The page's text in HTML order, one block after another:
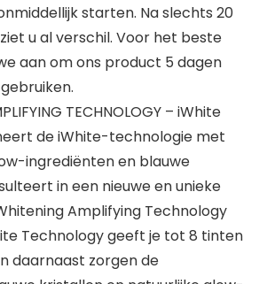
starten. Na slechts 20
u al verschil. Voor het beste
aan om ons product 5 dagen
TECHNOLOGY – iWhite
de iWhite-technologie met
ingrediënten en blauwe
in een nieuwe en unieke
Amplifying Technology
Technology geeft je tot 8 tinten
daarnaast zorgen de